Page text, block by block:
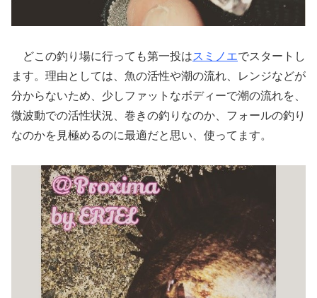
どこの釣り場に行っても第一投はスミノエでスタートし
ます。理由としては、魚の活性や潮の流れ、レンジなどが
分からないため、少しファットなボディーで潮の流れを、
微波動での活性状況、巻きの釣りなのか、フォールの釣り
なのかを見極めるのに最適だと思い、使ってます。